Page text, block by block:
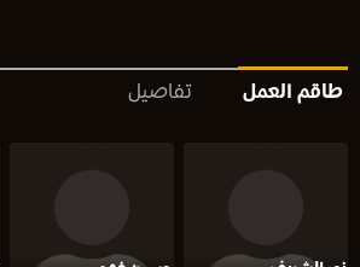
طاقم العمل تفاصيل